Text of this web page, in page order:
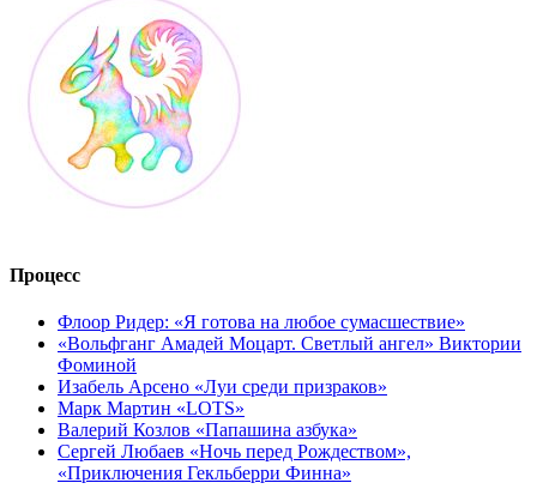
Процесс
Флоор Ридер: «Я готова на любое сумасшествие»
«Вольфганг Амадей Моцарт. Светлый ангел» Виктории
Фоминой
Изабель Арсено «Луи среди призраков»
Марк Мартин «LOTS»
Валерий Козлов «Папашина азбука»
Сергей Любаев «Ночь перед Рождеством»,
«Приключения Гекльберри Финна»